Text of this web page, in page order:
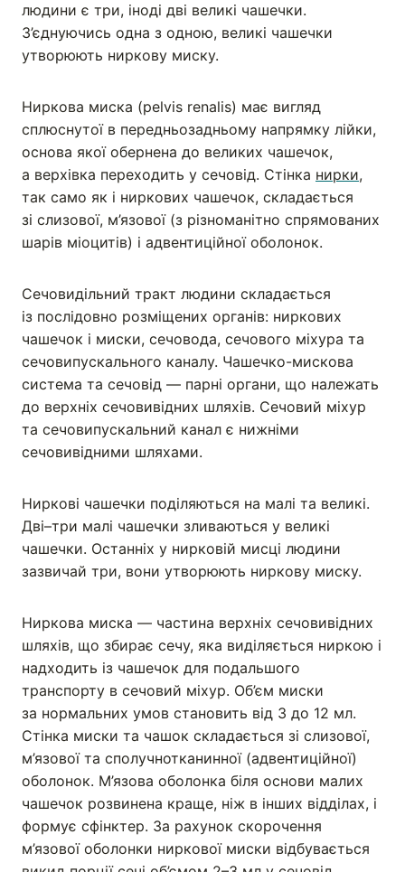
людини є три, іноді дві великі чашечки.
З’єднуючись одна з одною, великі чашечки
утворюють ниркову миску.
Ниркова миска (pelvis renalis) має вигляд
сплюснутої в передньозадньому напрямку лійки,
основа якої обернена до великих чашечок,
а верхівка переходить у сечовід. Стінка нирки,
так само як і ниркових чашечок, складається
зі слизової, м’язової (з різноманітно спрямованих
шарів міоцитів) і адвентиційної оболонок.
Сечовидільний тракт людини складається
із послідовно розміщених органів: ниркових
чашечок і миски, сечовода, сечового міхура та
сечовипускального каналу. Чашечко-мискова
система та сечовід — парні органи, що належать
до верхніх сечовивідних шляхів. Сечовий міхур
та сечовипускальний канал є нижніми
сечовивідними шляхами.
Ниркові чашечки поділяються на малі та великі.
Дві–три малі чашечки зливаються у великі
чашечки. Останніх у нирковій мисці людини
зазвичай три, вони утворюють ниркову миску.
Ниркова миска — частина верхніх сечовивідних
шляхів, що збирає сечу, яка виділяється ниркою і
надходить із чашечок для подальшого
транспорту в сечовий міхур. Об’єм миски
за нормальних умов становить від 3 до 12 мл.
Стінка миски та чашок складається зі слизової,
м’язової та сполучнотканинної (адвентиційної)
оболонок. М’язова оболонка біля основи малих
чашечок розвинена краще, ніж в інших відділах, і
формує сфінктер. За рахунок скорочення
м’язової оболонки ниркової миски відбувається